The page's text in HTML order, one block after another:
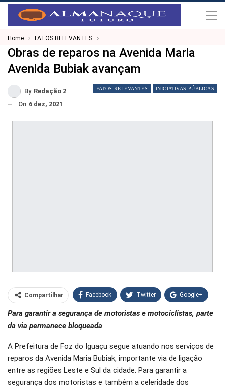
Home FATOS RELEVANTES
Obras de reparos na Avenida Maria
Avenida Bubiak avançam
FATOS RELEVANTES INICIATIVAS PÚBLICAS
By Redação 2
On 6 dez, 2021
Compartilhar Facebook Twitter Google+
WhatsApp Pinterest
Para garantir a segurança de motoristas e motociclistas, parte
da via permanece bloqueada
A Prefeitura de Foz do Iguaçu segue atuando nos serviços de
reparos da Avenida Maria Bubiak, importante via de ligação
entre as regiões Leste e Sul da cidade. Para garantir a
segurança dos motoristas e também a celeridade dos